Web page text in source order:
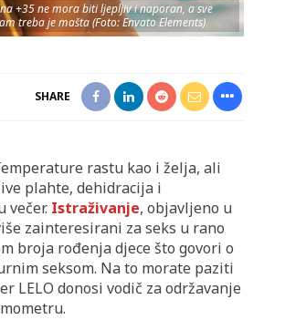
na +35 ne mora biti ljepljiv i naporan, a sve
treba je mašta (Foto: Envato Elements)
SHARE
rastu kao i želja, ali
plahte, dehidracija i
večer. Istraživanje, objavljeno u
zainteresirani za seks u rano
broja rođenja djece što govori o
seksom. Na to morate paziti
LELO donosi vodič za održavanje